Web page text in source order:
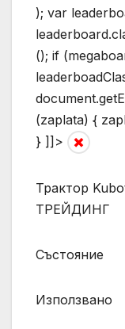
); var
(); if
(zaplata) {
} ]]>
Трактор
ТРЕЙДИНГ
Състояние
Използвано